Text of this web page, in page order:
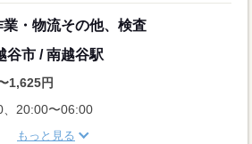
・物流その他、検査
谷市 / 南越谷駅
1,625円
20:00〜06:00
もっと見る